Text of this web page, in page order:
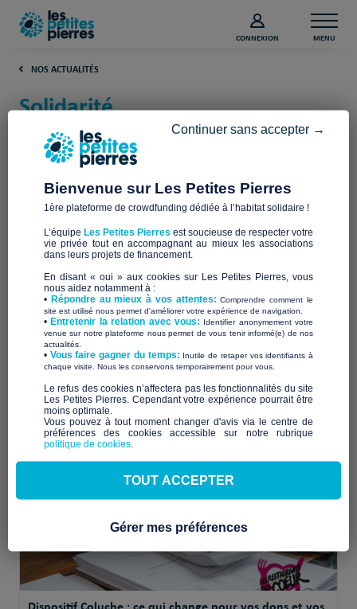
CONNEXION MENU
NOS ACTUALITÉS
Solidarité
Filtrer les actualités
Baromètre de la solidarité 2026 : quand l’inquiétude
fragilise la générosité, les besoins sociaux continuent
de grandir
07/05/2026
Publié le 7 mai 2026 par Apprentis d’Auteuil et relayé le matin
même dans le rendez-vous matinal de ...
Bienvenue sur Les Petites Pierres
1ère plateforme de crowdfunding dédiée à l’habitat solidaire !
L’équipe Les Petites Pierres est soucieuse de respecter votre
vie privée tout en accompagnant au mieux les associations
dans leurs projets de financement.
En disant « oui » aux cookies sur Les Petites Pierres, vous
nous aidez notamment à :
• Répondre au mieux à vos attentes:Comprendre comment le
site est utilisé nous permet d'améliorer votre expérience de navigation.
•Entretenir la relation avec vous: Identifier anonymement votre
venue sur notre plateforme nous permet de vous tenir informé(e) de nos
actualités.
​• Vous faire gagner du temps: Inutile de retaper vos identifiants à
chaque visite. Nous les conservons temporairement pour vous.
​Le refus des cookies n’affectera pas les fonctionnalités du site
Les Petites Pierres. Cependant votre expérience pourrait être
moins optimale.​
Vous pouvez à tout moment changer d'avis via le centre de
préférences des cookies accessible sur notre rubrique
politique de cookies
Continuer sans accepter →
TOUT ACCEPTER
Gérer mes préférences